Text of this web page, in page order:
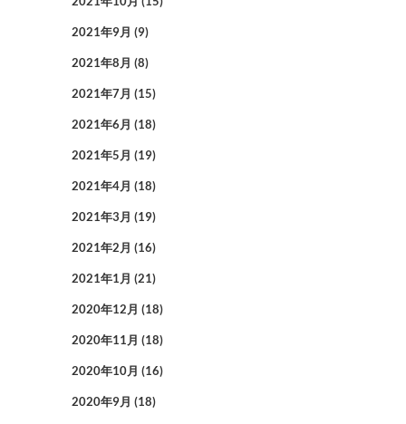
2021年9月 (9)
2021年8月 (8)
2021年7月 (15)
2021年6月 (18)
2021年5月 (19)
2021年4月 (18)
2021年3月 (19)
2021年2月 (16)
2021年1月 (21)
2020年12月 (18)
2020年11月 (18)
2020年10月 (16)
2020年9月 (18)